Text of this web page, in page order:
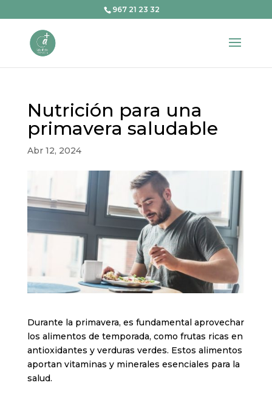
967 21 23 32
Nutrición para una
primavera saludable
Abr 12, 2024
Durante la primavera, es fundamental aprovechar
los alimentos de temporada, como frutas ricas en
antioxidantes y verduras verdes. Estos alimentos
aportan vitaminas y minerales esenciales para la
salud.